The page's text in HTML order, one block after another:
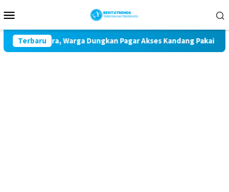
ke
Mobile
Terbaru
Udara, Warga Dungkan Pagar Akses Kandang Pakai